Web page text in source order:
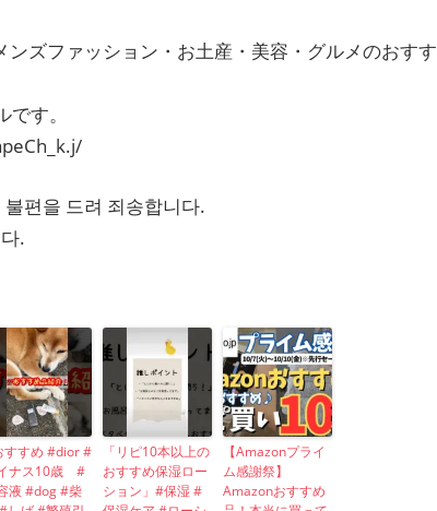
ズファッション・お土産・美容・グルメのおすす
す。
편을 드려 죄송합니다.
.
すすめ #dior #
ナス10歳 #
液 #dog #柴
「リピ10本以上の
おすすめ保湿ロー
ション」#保湿 #
【Amazonプライ
ム感謝祭】
Amazonおすすめ